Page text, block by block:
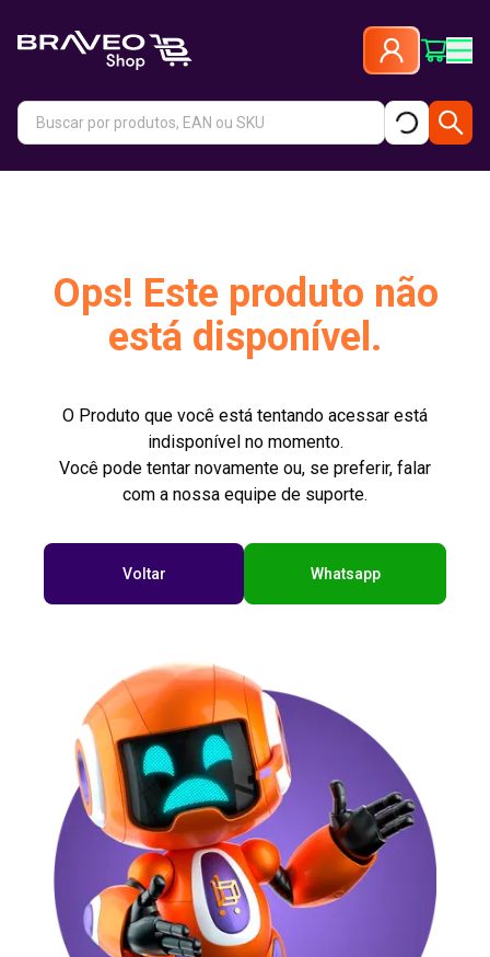
Ops! Este produto não
está disponível.
O Produto que você está tentando acessar está
indisponível no momento.
Você pode tentar novamente ou, se preferir, falar
com a nossa equipe de suporte.
Voltar Whatsapp